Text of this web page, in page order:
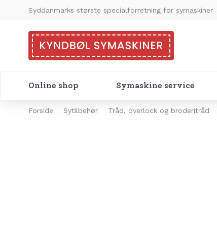
Syddanmarks største specialforretning for symaskiner
Online shop Symaskine service
Forside Sytilbehør Tråd, overlock og broderitråd